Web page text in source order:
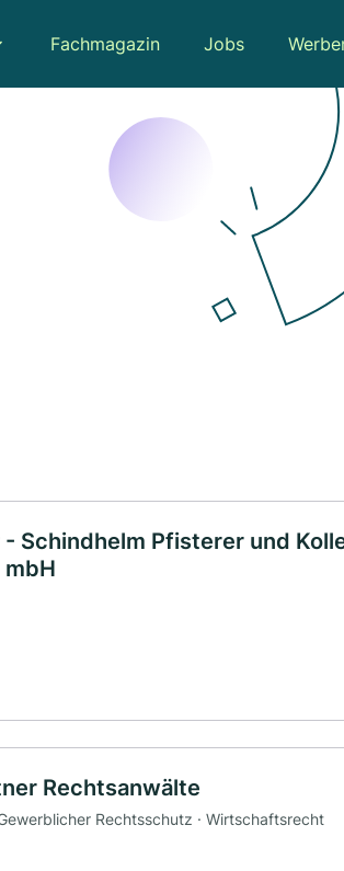
Fachmagazin Jobs
Schindhelm Pfisterer und
Rechtsanwälte
Rechtsschutz · Wirtschaftsrecht